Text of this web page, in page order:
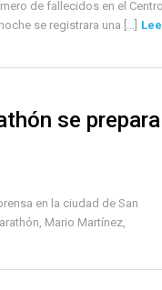
de fallecidos en el
se registrara una [...]
se prepara
en la ciudad de San
Mario Martínez,